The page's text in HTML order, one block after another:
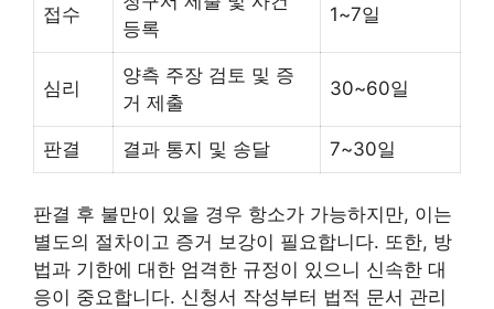
접수
등록
1~7일
심리
양측 주장 검토 및 증
거 제출
30~60일
판결 결과 통지 및 송달 7~30일
판결 후 불만이 있을 경우 항소가 가능하지만, 이는
별도의 절차이고 증거 보강이 필요합니다. 또한, 방
법과 기한에 대한 엄격한 규정이 있으니 신속한 대
응이 중요합니다. 신청서 작성부터 법적 문서 관리